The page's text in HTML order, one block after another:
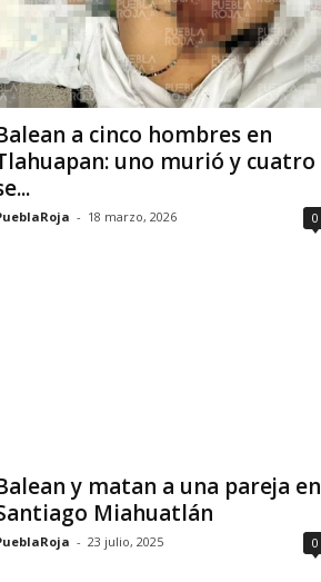
a cinco hombres en
uno murió y cuatro
- 18 marzo, 2026 0
y matan a una pareja en
Miahuatlán
- 23 julio, 2025 0